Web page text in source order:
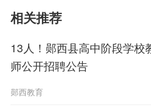
疗卫生政策法规、医
力相关内容，全面测
质。笔试通过者将
点。
相关推荐
13人！郧西县高中阶段学校
师公开招聘公告
郧西教育